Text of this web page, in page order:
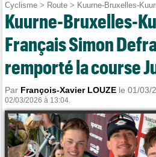
Cyclisme > Route > Kuurne-Bruxelles-
Kuurne-Bruxelles-
Français Simon
remporté la course
Par François-Xavier LOUZE le 01/03/
02/03/2026 à 13:04.